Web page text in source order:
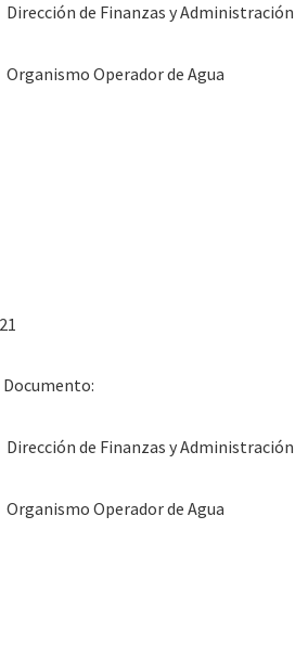
Dirección de Finanzas y Administración
Organismo Operador de Agua
Dirección de Finanzas y Administración
Organismo Operador de Agua